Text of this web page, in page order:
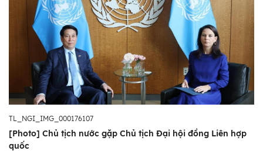
TL_NGI_IMG_000176107
[Photo] Chủ tịch nước gặp Chủ tịch Đại hội đồng Liên hợp
quốc